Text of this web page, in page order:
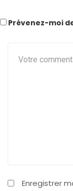
Enregistrer
Prévenez-moi